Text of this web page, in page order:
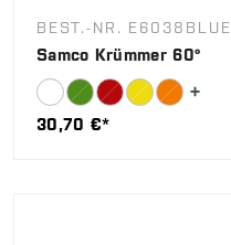
BEST.-NR. E6038BLUE
Samco Krümmer 60°
30,70 €*